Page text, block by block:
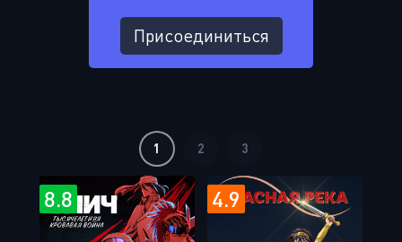
Присоединиться
1 2 3
8.8 4.9